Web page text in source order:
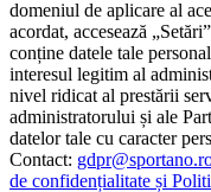
domeniul de aplicare al
acordat, accesează
conține datele tale
interesul legitim al
nivel ridicat al prestării
administratorului și ale
datelor tale cu caracter
Contact:
de confidențialitate și